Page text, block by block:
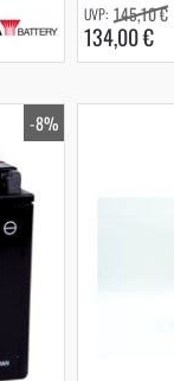
134,00 €
145,10 €
-8%